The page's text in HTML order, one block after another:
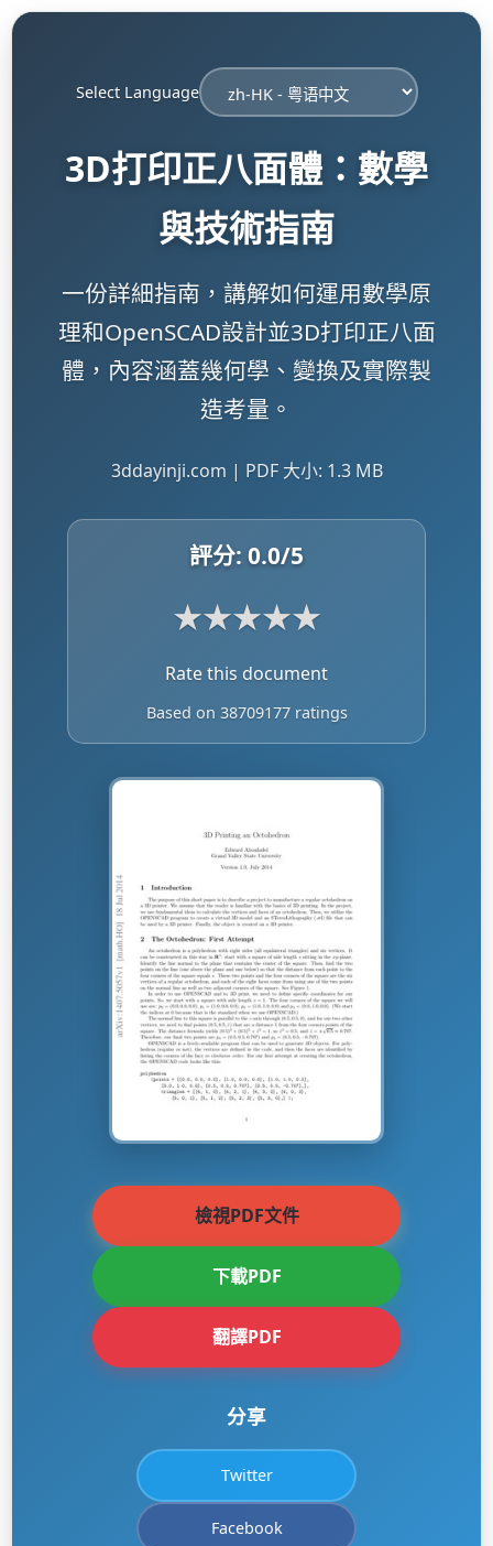
Select Language
3D打印正八面體：數學
與技術指南
一份詳細指南，講解如何運用數學原
理和OpenSCAD設計並3D打印正八面
體，內容涵蓋幾何學、變換及實際製
造考量。
3ddayinji.com | PDF 大小: 1.3 MB
評分: 0.0/5
★★★★★
Rate this document
Based on 38709177 ratings
檢視PDF文件
下載PDF
翻譯PDF
分享
Twitter
Facebook